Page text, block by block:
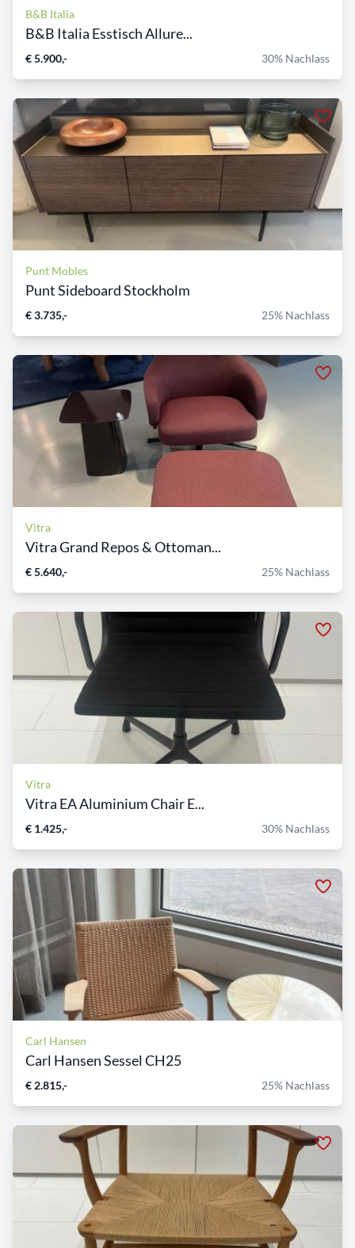
B&B Italia
B&B Italia Esstisch Allure...
€ 5.900,- 30% Nachlass
Punt Mobles
Punt Sideboard Stockholm
€ 3.735,- 25% Nachlass
Vitra
Vitra Grand Repos & Ottoman...
€ 5.640,- 25% Nachlass
Vitra
Vitra EA Aluminium Chair E...
€ 1.425,- 30% Nachlass
Carl Hansen
Carl Hansen Sessel CH25
€ 2.815,- 25% Nachlass